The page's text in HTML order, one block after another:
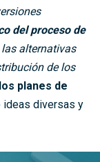
del proceso de
alternativas
de los
planes de
ideas diversas y